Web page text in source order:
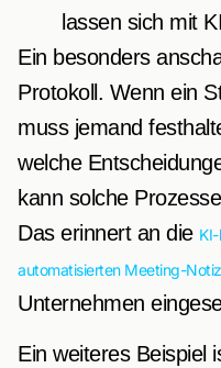
lassen sich mit
Ein besonders
Protokoll. Wenn ein
muss jemand
welche
kann solche
Das erinnert an die
automatisierten Meeting-
Unternehmen
Ein weiteres Beispiel